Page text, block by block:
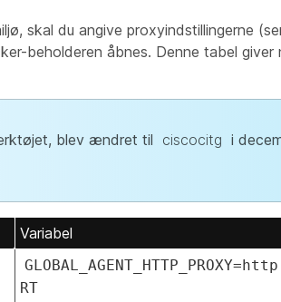
skal du angive proxyindstillingerne
beholderen åbnes. Denne tabel giver
blev ændret til ciscocitg i
Variabel
RT